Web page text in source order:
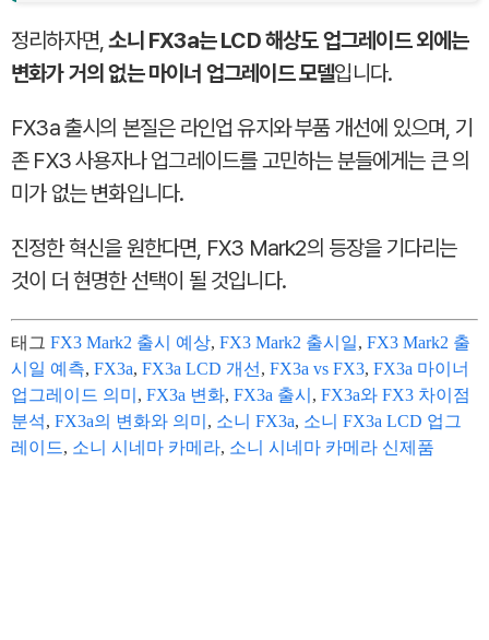
정리하자면,소니 FX3a는 LCD 해상도 업그레이드 외에는
변화가 거의 없는 마이너 업그레이드 모델입니다.
FX3a 출시의 본질은 라인업 유지와 부품 개선에 있으며, 기
존 FX3 사용자나 업그레이드를 고민하는 분들에게는 큰 의
미가 없는 변화입니다.
진정한 혁신을 원한다면, FX3 Mark2의 등장을 기다리는
것이 더 현명한 선택이 될 것입니다.
태그 FX3 Mark2 출시 예상, FX3 Mark2 출시일, FX3 Mark2 출
시일 예측, FX3a, FX3a LCD 개선 , FX3a vs FX3, FX3a 마이너
업그레이드 의미 , FX3a 변화, FX3a 출시 , FX3a와 FX3 차이점
분석, FX3a의 변화와 의미 , 소니 FX3a, 소니 FX3a LCD 업그
레이드, 소니 시네마 카메라, 소니 시네마 카메라 신제품